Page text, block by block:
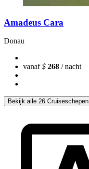
Amadeus Cara
Donau
vanaf$ 268 / nacht
Bekijk alle 26 Cruiseschepen